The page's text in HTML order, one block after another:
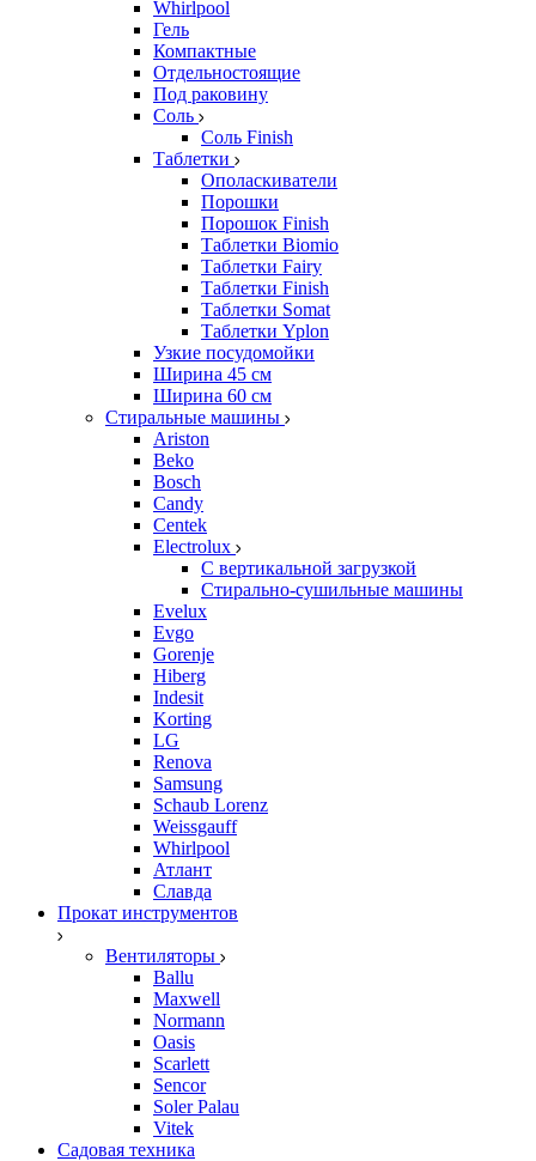
Whirlpool
Гель
Компактные
Отдельностоящие
Под раковину
Соль
Соль Finish
Таблетки
Ополаскиватели
Порошки
Порошок Finish
Таблетки Biomio
Таблетки Fairy
Таблетки Finish
Таблетки Somat
Таблетки Yplon
Узкие посудомойки
Ширина 45 см
Ширина 60 см
Стиральные машины
Ariston
Beko
Bosch
Candy
Centek
Electrolux
С вертикальной загрузкой
Стирально-сушильные машины
Evelux
Evgo
Gorenje
Hiberg
Indesit
Korting
LG
Renova
Samsung
Schaub Lorenz
Weissgauff
Whirlpool
Атлант
Славда
Прокат инструментов
Вентиляторы
Ballu
Maxwell
Normann
Oasis
Scarlett
Sencor
Soler Palau
Vitek
Садовая техника